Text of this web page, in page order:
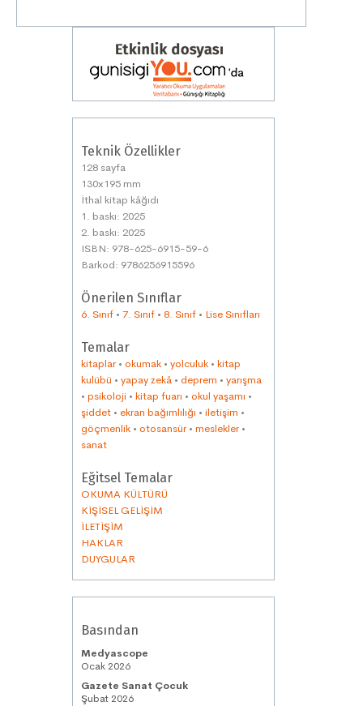
Teknik Özellikler
128 sayfa
130x195 mm
İthal kitap kâğıdı
1. baskı: 2025
2. baskı: 2025
ISBN: 978-625-6915-59-6
Barkod: 9786256915596
Önerilen Sınıflar
6. Sınıf • 7. Sınıf • 8. Sınıf • Lise Sınıfları
Temalar
kitaplar • okumak • yolculuk • kitap
kulübü • yapay zekâ • deprem • yarışma
• psikoloji • kitap fuarı • okul yaşamı •
şiddet • ekran bağımlılığı • iletişim •
göçmenlik • otosansür • meslekler •
sanat
Eğitsel Temalar
OKUMA KÜLTÜRÜ
KİŞİSEL GELİŞİM
İLETİŞİM
HAKLAR
DUYGULAR
Basından
Medyascope
Ocak 2026
Gazete Sanat Çocuk
Şubat 2026